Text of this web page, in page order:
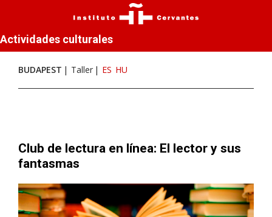
Actividades culturales
BUDAPEST Taller ES HU
Club de lectura en línea: El lector y sus
fantasmas